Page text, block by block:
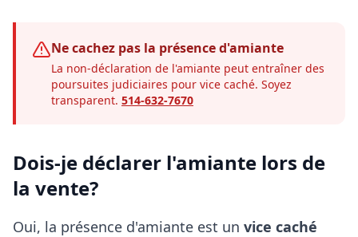
Ne cachez pas la présence d'amiante
La non-déclaration de l'amiante peut entraîner des
poursuites judiciaires pour vice caché. Soyez
transparent. 514-632-7670
Dois-je déclarer l'amiante lors de
la vente?
Oui, la présence d'amiante est un vice caché